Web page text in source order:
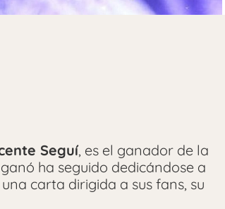
Seguí, es el ganador de la
ha seguido dedicándose a
carta dirigida a sus fans, su